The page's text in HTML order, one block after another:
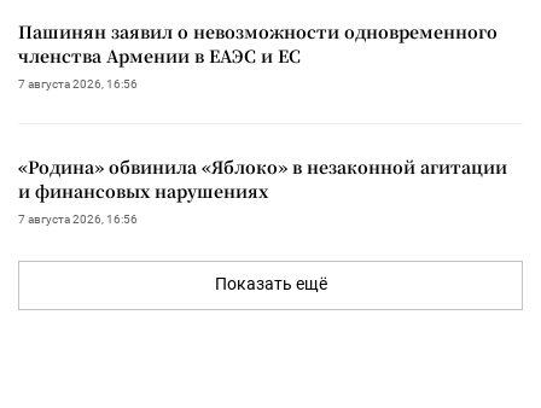
Пашинян заявил о невозможности одновременного
членства Армении в ЕАЭС и ЕС
7 августа 2026, 16:56
«Родина» обвинила «Яблоко» в незаконной агитации
и финансовых нарушениях
7 августа 2026, 16:56
Показать ещё